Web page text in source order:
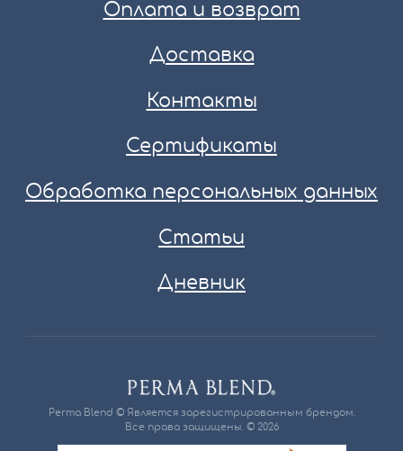
Оплата и возврат
Доставка
Контакты
Сертификаты
Обработка персональных данных
Статьи
Дневник
Perma Blend © Является зарегистрированным брендом.
Все права защищены. © 2026